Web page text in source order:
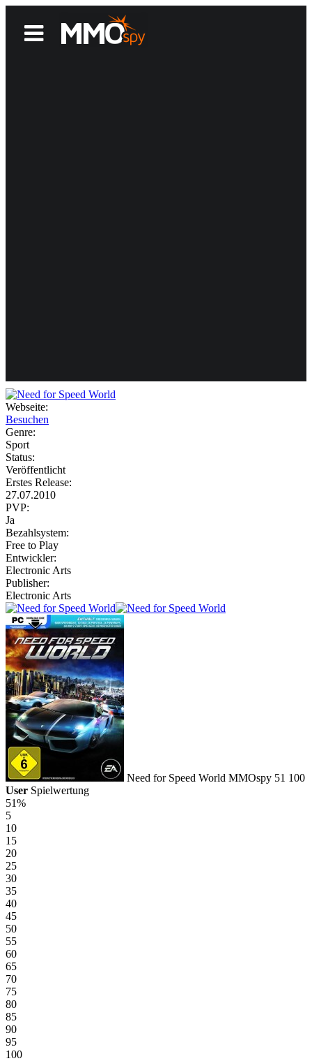
Webseite:
Besuchen
Genre:
Sport
Status:
Veröffentlicht
Erstes Release:
27.07.2010
PVP:
Ja
Bezahlsystem:
Free to Play
Entwickler:
Electronic Arts
Publisher:
Electronic Arts
Need for Speed World MMOspy 51 100
User Spielwertung
51%
5
10
15
20
25
30
35
40
45
50
55
60
65
70
75
80
85
90
95
100